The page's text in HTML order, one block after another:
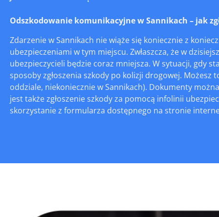
Odszkodowanie komunikacyjne w Sannikach – jak
Zdarzenie w Sannikach nie wiąże się koniecznie z
ubezpieczeniami w tym miejscu. Zwłaszcza, że w
ubezpieczycieli będzie coraz mniejsza. W sytuacji, gdy
sposoby zgłoszenia szkody po kolizji drogowej.
oddziale, niekoniecznie w Sannikach). Dokumenty
jest także zgłoszenie szkody za pomocą infolinii
skorzystanie z formularza dostępnego na stronie